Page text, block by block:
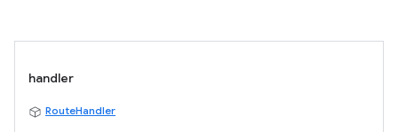
handler
RouteHandler